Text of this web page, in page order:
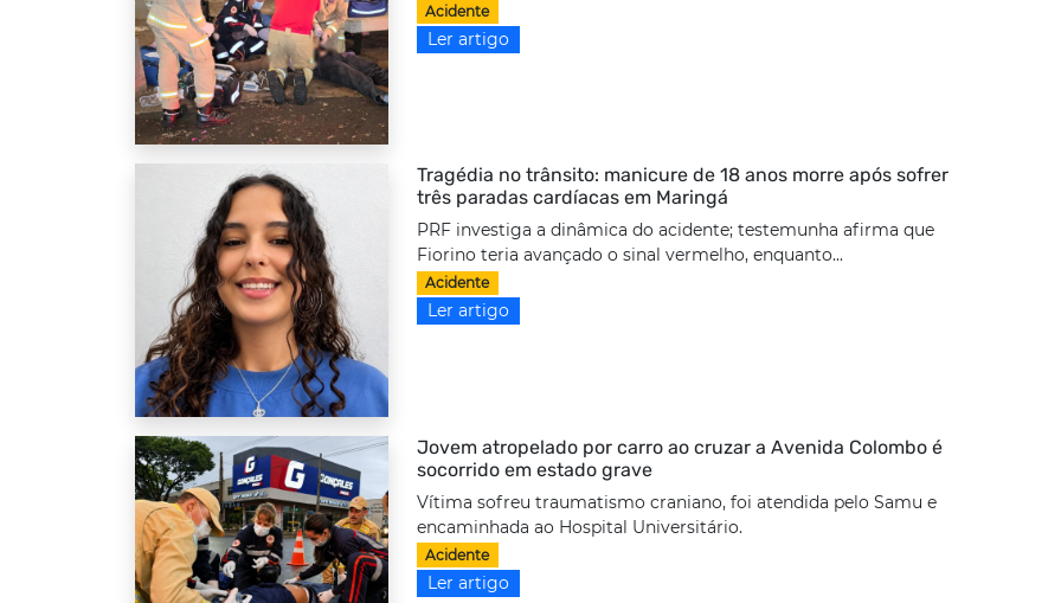
Acidente
Ler artigo
Tragédia no trânsito: manicure de 18 anos morre após sofrer
três paradas cardíacas em Maringá
PRF investiga a dinâmica do acidente; testemunha afirma que
Fiorino teria avançado o sinal vermelho, enquanto...
Acidente
Ler artigo
Jovem atropelado por carro ao cruzar a Avenida Colombo é
socorrido em estado grave
Vítima sofreu traumatismo craniano, foi atendida pelo Samu e
encaminhada ao Hospital Universitário.
Acidente
Ler artigo